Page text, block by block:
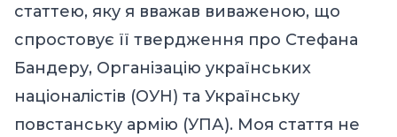
статтею, яку я вважав виваженою, що
спростовує її твердження про Стефана
Бандеру, Організацію українських
націоналістів (ОУН) та Українську
повстанську армію (УПА). Моя стаття не